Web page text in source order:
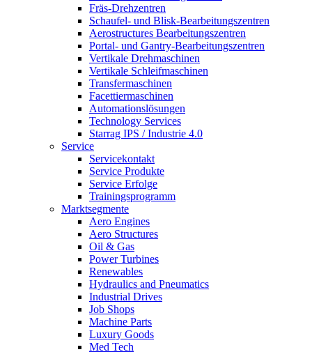
Fräs-Drehzentren
Schaufel- und Blisk-Bearbeitungszentren
Aerostructures Bearbeitungszentren
Portal- und Gantry-Bearbeitungszentren
Vertikale Drehmaschinen
Vertikale Schleifmaschinen
Transfermaschinen
Facettiermaschinen
Automationslösungen
Technology Services
Starrag IPS / Industrie 4.0
Service
Servicekontakt
Service Produkte
Service Erfolge
Trainingsprogramm
Marktsegmente
Aero Engines
Aero Structures
Oil & Gas
Power Turbines
Renewables
Hydraulics and Pneumatics
Industrial Drives
Job Shops
Machine Parts
Luxury Goods
Med Tech